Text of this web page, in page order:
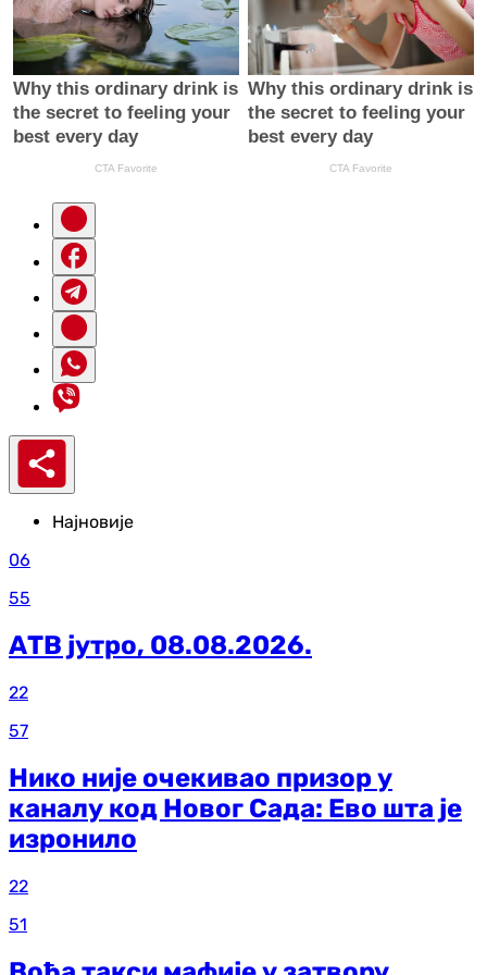
Најновије
06
55
АТВ јутро, 08.08.2026.
22
57
Нико није очекивао призор у
каналу код Новог Сада: Ево шта је
изронило
22
51